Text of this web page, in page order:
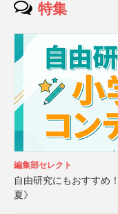
特集
編集部セレクト
自由研究にもおすすめ
夏》